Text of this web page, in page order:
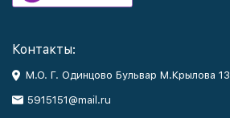
Контакты:
М.О. Г. Одинцово Бульвар М.Крылова 13
5915151@mail.ru